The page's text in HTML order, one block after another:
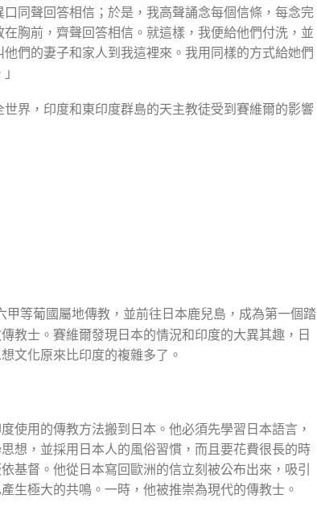
同聲回答相信；於是，我高聲誦念每個信條，每念完
胸前，齊聲回答相信。就這樣，我便給他們付洗，並
們的妻子和家人到我這裡來。我用同樣的方式給她們
界，印度和東印度群島的天主教徒受到賽維爾的影響
甲等葡國屬地傳教，並前往日本鹿兒島，成為第一個踏
傳教士。賽維爾發現日本的情況和印度的大異其趣，日
文化原來比印度的複雜多了。
使用的傳教方法搬到日本。他必須先學習日本語言，
想，並採用日本人的風俗習慣，而且要花費很長的時
基督。他從日本寫回歐洲的信立刻被公布出來，吸引
生極大的共鳴。一時，他被推崇為現代的傳教士。